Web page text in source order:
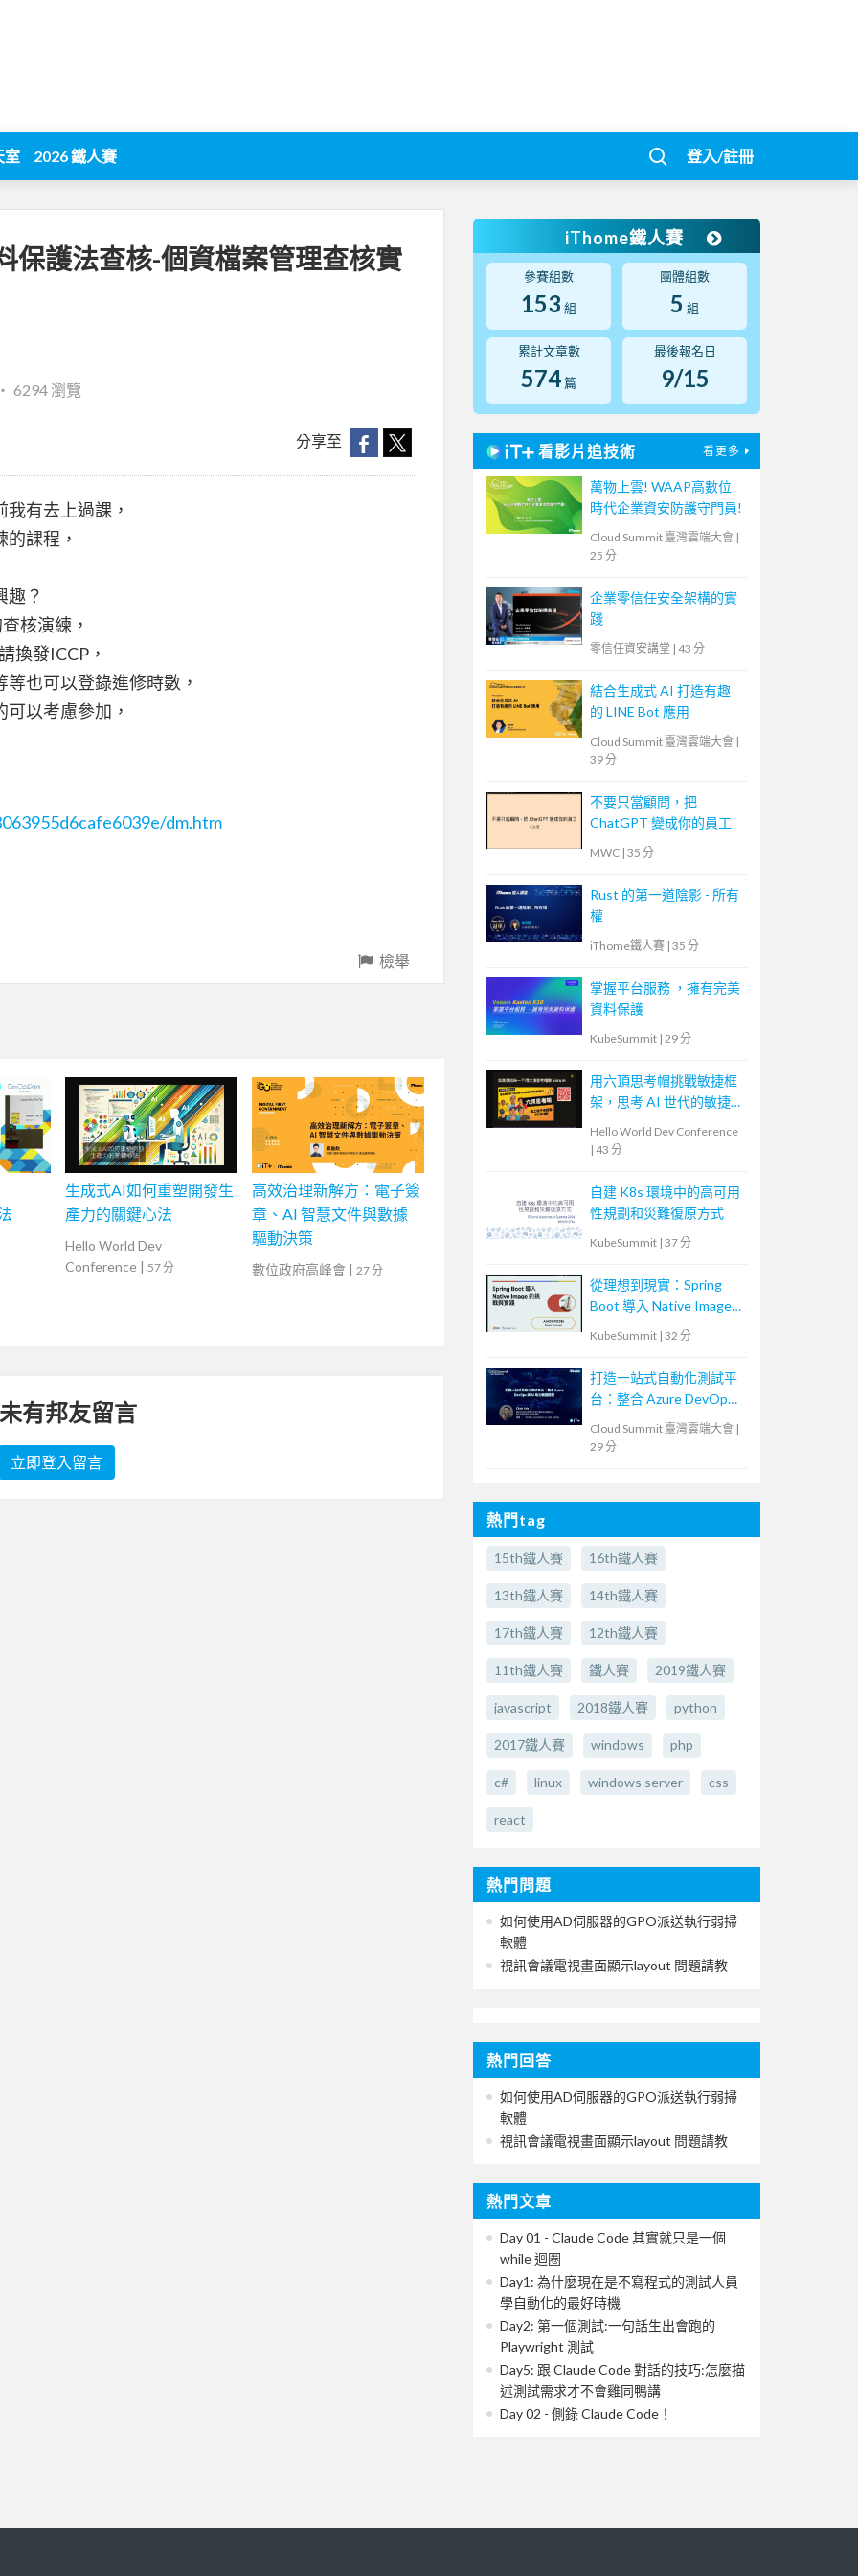
室 2026 鐵人賽 登入/註冊
保護法查核-個資檔案管理查核實
6294 瀏覽
分享至
有去上過課，
課程，
趣？
核演練，
換發ICCP，
也可以登錄進修時數，
以考慮參加，
dm.htm
檢舉
生成式AI如何重塑開發生
產力的關鍵心法
Hello World Dev
Conference | 57 分
高效治理新解方：電子簽
章、AI 智慧文件與數據
驅動決策
數位政府高峰會 | 27 分
有邦友留言
立即登入留言
iThome鐵人賽
參賽組數
153 組
團體組數
5 組
累計文章數
574 篇
最後報名日
9/15
看影片追技術 看更多
萬物上雲! WAAP高數位
時代企業資安防護守門員!
Cloud Summit 臺灣雲端大會 |
25 分
企業零信任安全架構的實
踐
零信任資安講堂 | 43 分
結合生成式 AI 打造有趣
的 LINE Bot 應用
Cloud Summit 臺灣雲端大會 |
39 分
不要只當顧問，把
ChatGPT 變成你的員工
MWC | 35 分
Rust 的第一道陰影 - 所有
權
iThome鐵人賽 | 35 分
掌握平台服務 ，擁有完美
資料保護
KubeSummit | 29 分
用六頂思考帽挑戰敏捷框
架，思考 AI 世代的敏捷
Hello World Dev Conference
| 43 分
自建 K8s 環境中的高可用
性規劃和災難復原方式
KubeSummit | 37 分
從理想到現實：Spring
Boot 導入 Native Image
KubeSummit | 32 分
打造一站式自動化測試平
台：整合 Azure DevOps
與 AI 助力敏捷開發
Cloud Summit 臺灣雲端大會 |
29 分
熱門tag
15th鐵人賽 16th鐵人賽
13th鐵人賽 14th鐵人賽
17th鐵人賽 12th鐵人賽
11th鐵人賽 鐵人賽 2019鐵人賽
javascript 2018鐵人賽 python
2017鐵人賽 windows php
c# linux windows server css
react
熱門問題
如何使用AD伺服器的GPO派送執行弱掃
軟體
視訊會議電視畫面顯示layout 問題請教
熱門回答
如何使用AD伺服器的GPO派送執行弱掃
軟體
視訊會議電視畫面顯示layout 問題請教
熱門文章
Day 01 - Claude Code 其實就只是一個
while 迴圈
Day1: 為什麼現在是不寫程式的測試人員
學自動化的最好時機
Day2: 第一個測試:一句話生出會跑的
Playwright 測試
Day5: 跟 Claude Code 對話的技巧:怎麼描
述測試需求才不會雞同鴨講
Day 02 - 側錄 Claude Code！